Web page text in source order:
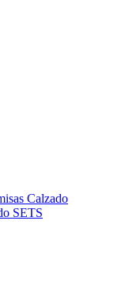
Calzado
SETS